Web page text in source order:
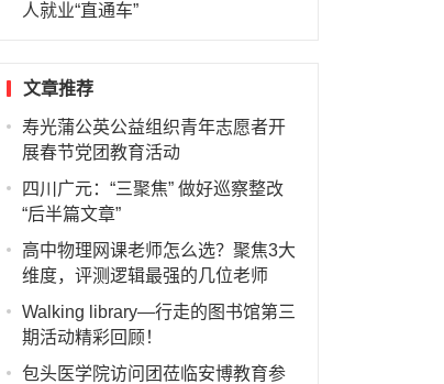
人就业“直通车”
文章推荐
寿光蒲公英公益组织青年志愿者开
展春节党团教育活动
四川广元：“三聚焦” 做好巡察整改
“后半篇文章”
高中物理网课老师怎么选？聚焦3大
维度，评测逻辑最强的几位老师
Walking library—行走的图书馆第三
期活动精彩回顾！
包头医学院访问团莅临安博教育参